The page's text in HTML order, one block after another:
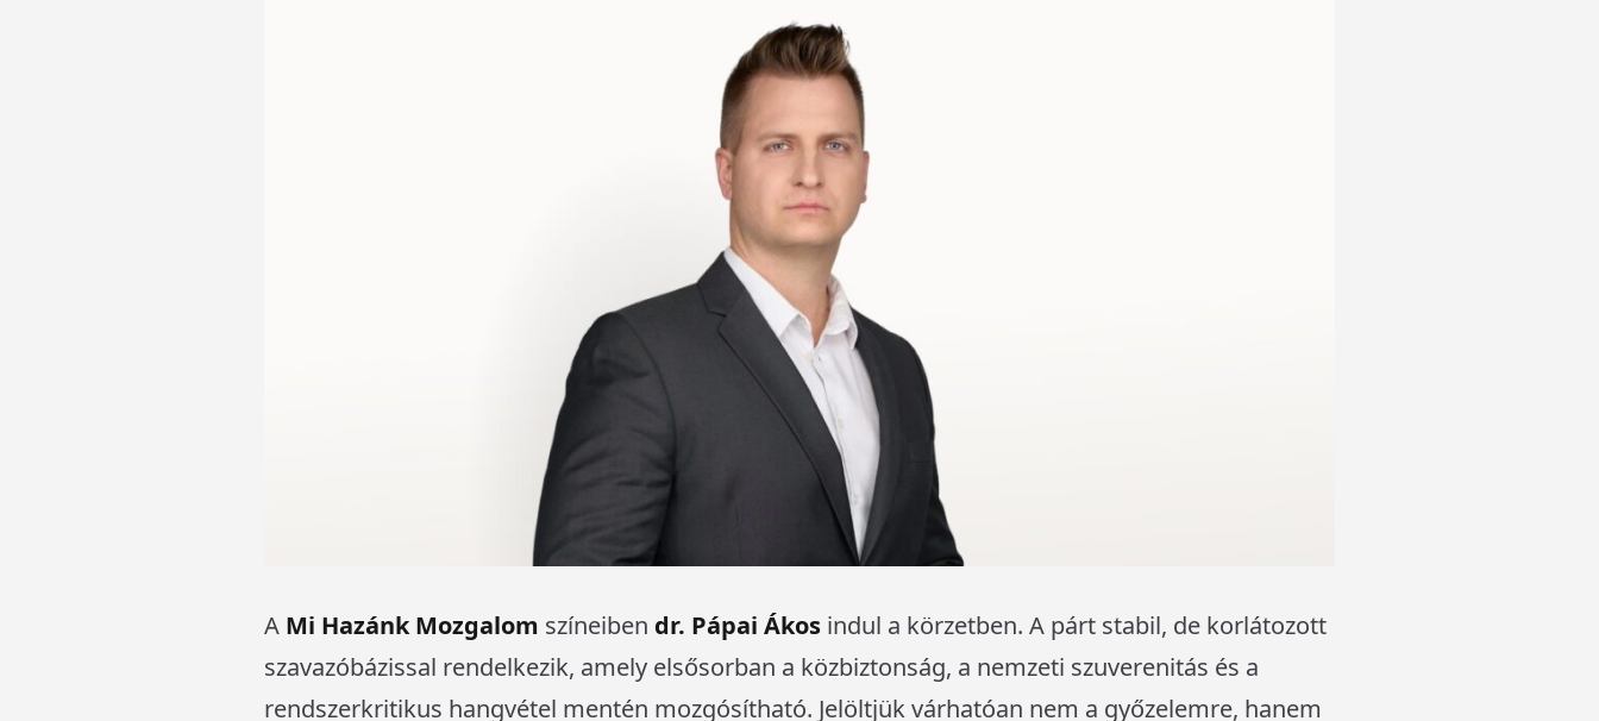
A Mi Hazánk Mozgalom színeiben dr. Pápai Ákos indul a körzetben. A párt stabil, de korlátozott
szavazóbázissal rendelkezik, amely elsősorban a közbiztonság, a nemzeti szuverenitás és a
rendszerkritikus hangvétel mentén mozgósítható. Jelöltjük várhatóan nem a győzelemre, hanem